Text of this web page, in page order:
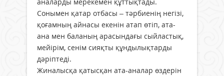
Сонымен қатар отбасы – тәрбиенің негізі,
қоғамның айнасы екенін атап өтіп, ата-
ана мен баланың арасындағы сыйластық,
мейірім, сенім сияқты құндылықтарды
дәріптеді.
Жиналысқа қатысқан ата-аналар өздерін